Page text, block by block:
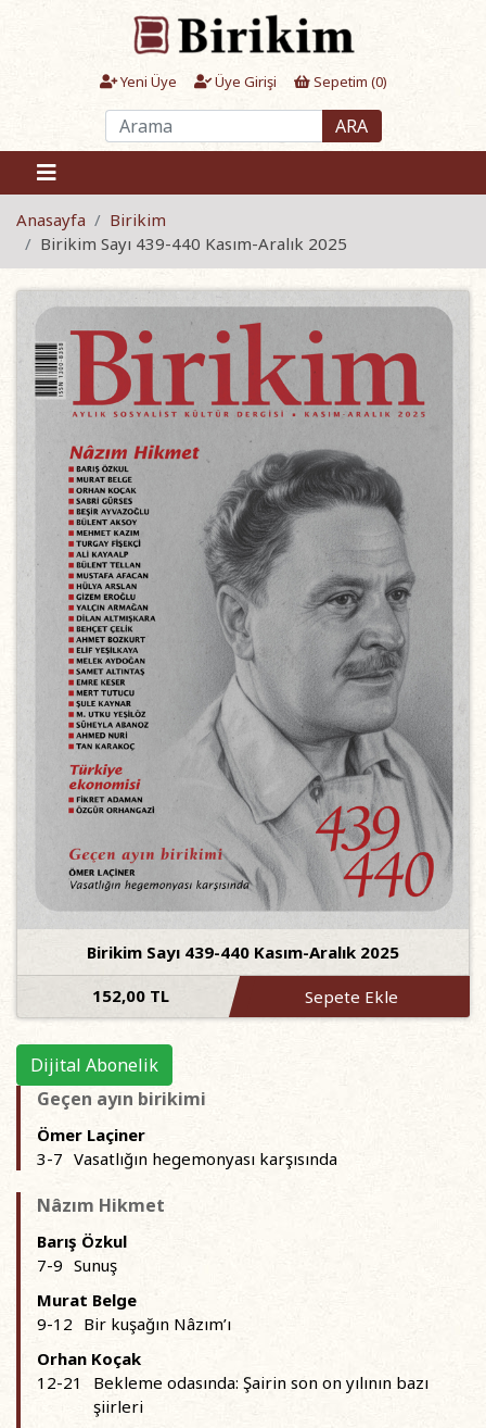
Yeni Üye Üye Girişi Sepetim (0)
ARA
Anasayfa
Birikim
Birikim Sayı 439-440 Kasım-Aralık 2025
Birikim Sayı 439-440 Kasım-Aralık 2025
152,00 TL
Sepete Ekle
Dijital Abonelik
Geçen ayın birikimi
Ömer Laçiner
3-7 Vasatlığın hegemonyası karşısında
Nâzım Hikmet
Barış Özkul
7-9 Sunuş
Murat Belge
9-12 Bir kuşağın Nâzım’ı
Orhan Koçak
12-21
Bekleme odasında: Şairin son on yılının bazı
şiirleri